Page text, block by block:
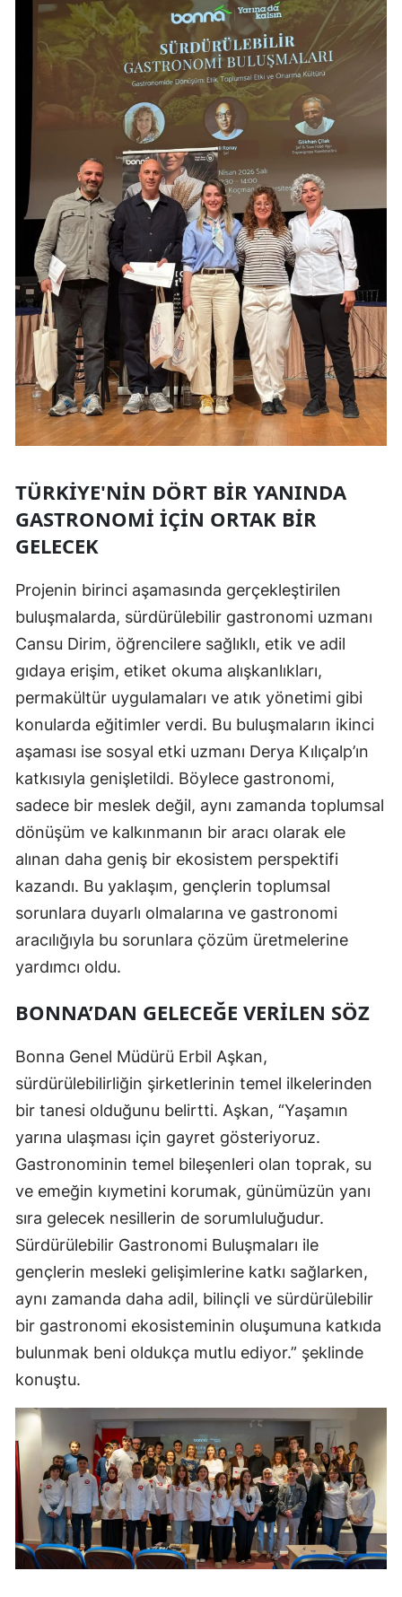
TÜRKIYE'NIN DÖRT BIR YANINDA
GASTRONOMI İÇIN ORTAK BIR
GELECEK
Projenin birinci aşamasında gerçekleştirilen
buluşmalarda, sürdürülebilir gastronomi uzmanı
Cansu Dirim, öğrencilere sağlıklı, etik ve adil
gıdaya erişim, etiket okuma alışkanlıkları,
permakültür uygulamaları ve atık yönetimi gibi
konularda eğitimler verdi. Bu buluşmaların ikinci
aşaması ise sosyal etki uzmanı Derya Kılıçalp’ın
katkısıyla genişletildi. Böylece gastronomi,
sadece bir meslek değil, aynı zamanda toplumsal
dönüşüm ve kalkınmanın bir aracı olarak ele
alınan daha geniş bir ekosistem perspektifi
kazandı. Bu yaklaşım, gençlerin toplumsal
sorunlara duyarlı olmalarına ve gastronomi
aracılığıyla bu sorunlara çözüm üretmelerine
yardımcı oldu.
BONNA’DAN GELECEĞE VERILEN SÖZ
Bonna Genel Müdürü Erbil Aşkan,
sürdürülebilirliğin şirketlerinin temel ilkelerinden
bir tanesi olduğunu belirtti. Aşkan, “Yaşamın
yarına ulaşması için gayret gösteriyoruz.
Gastronominin temel bileşenleri olan toprak, su
ve emeğin kıymetini korumak, günümüzün yanı
sıra gelecek nesillerin de sorumluluğudur.
Sürdürülebilir Gastronomi Buluşmaları ile
gençlerin mesleki gelişimlerine katkı sağlarken,
aynı zamanda daha adil, bilinçli ve sürdürülebilir
bir gastronomi ekosisteminin oluşumuna katkıda
bulunmak beni oldukça mutlu ediyor.” şeklinde
konuştu.